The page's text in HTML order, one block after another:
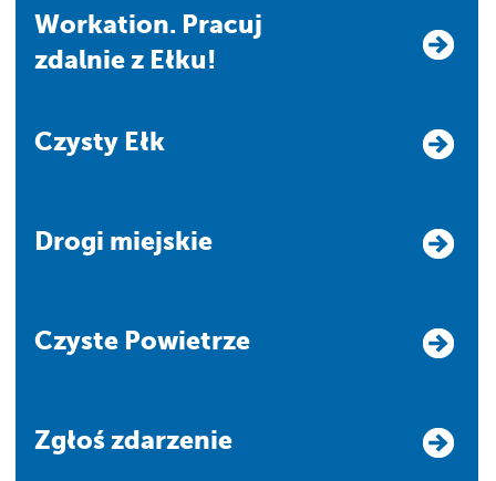
Workation. Pracuj
zdalnie z Ełku!
Czysty Ełk
Drogi miejskie
Czyste Powietrze
Zgłoś zdarzenie